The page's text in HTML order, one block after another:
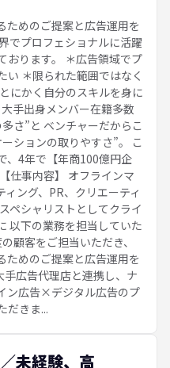
ためのご提案と広告運用を
でプロフェショナルに活躍
おります。 ＊広告領域でプ
い ＊限られた範囲ではなく
にかく自分のスキルを身に
手出身メンバー在籍多数
さ”と ベンチャーだからこ
ションの取りやすさ”。 こ
、4年で【年商100億円企
仕事内容】 オフラインマ
ング、PR、クリエーティ
ペシャリストとしてクライ
以下の業務を担当していた
顧客をご担当いただき、
ためのご提案と広告運用を
広告代理店と連携し、ナ
ン広告×デジタル広告のプ
だきま...
未経験、高